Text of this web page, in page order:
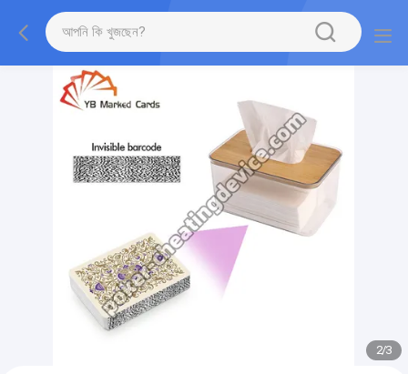
2/3